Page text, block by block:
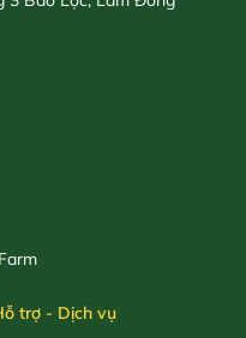
trợ - Dịch vụ